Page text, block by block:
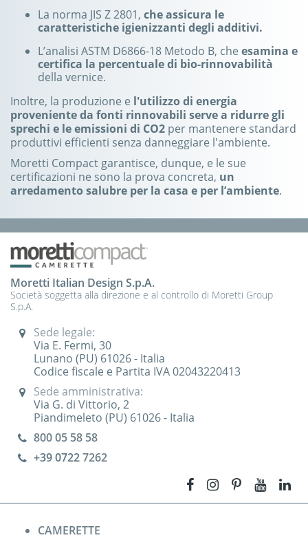
La norma JIS Z 2801, che assicura le
caratteristiche igienizzanti degli additivi.
L’analisi ASTM D6866-18 Metodo B, che esamina e
certifica la percentuale di bio-rinnovabilità
della vernice.
Inoltre, la produzione e l'utilizzo di energia
proveniente da fonti rinnovabili serve a ridurre gli
sprechi e le emissioni di CO2 per mantenere standard
produttivi efficienti senza danneggiare l'ambiente.
Moretti Compact garantisce, dunque, e le sue
certificazioni ne sono la prova concreta, un
arredamento salubre per la casa e per l’ambiente.
Moretti Italian Design S.p.A.
Società soggetta alla direzione e al controllo di Moretti Group
S.p.A.
Sede legale:
Via E. Fermi, 30
Lunano (PU) 61026 - Italia
Codice fiscale e Partita IVA 02043220413
Sede amministrativa:
Via G. di Vittorio, 2
Piandimeleto (PU) 61026 - Italia
800 05 58 58
+39 07227262
CAMERETTE